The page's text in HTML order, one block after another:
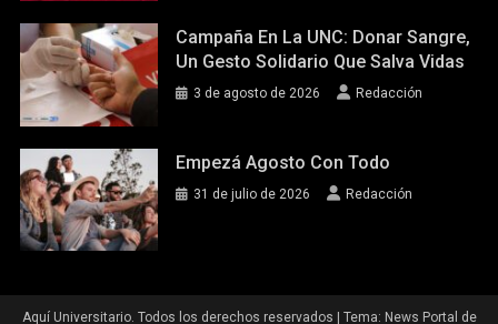
Campaña En La UNC: Donar Sangre,
Un Gesto Solidario Que Salva Vidas
3 de agosto de 2026 Redacción
Empezá Agosto Con Todo
31 de julio de 2026 Redacción
Aquí Universitario. Todos los derechos reservados Tema: News Portal de